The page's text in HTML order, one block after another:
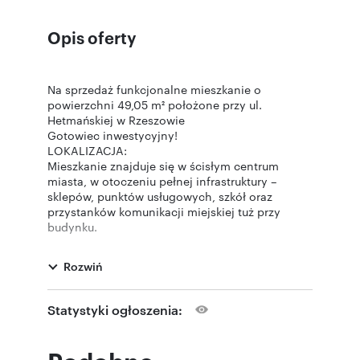
Opis oferty
Na sprzedaż funkcjonalne mieszkanie o
powierzchni 49,05 m² położone przy ul.
Hetmańskiej w Rzeszowie
Gotowiec inwestycyjny!
LOKALIZACJA:
Mieszkanie znajduje się w ścisłym centrum
miasta, w otoczeniu pełnej infrastruktury –
sklepów, punktów usługowych, szkół oraz
przystanków komunikacji miejskiej tuż przy
budynku.
Rzeszowie, Bulwary nad Wisłokiem oraz Stadion
Miejski w Rzeszowie.
Na Uniwersytet Rzeszowski można dotrzeć w ok.
5 minut samochodem, co czyni mieszkanie
Rozwiń
Statystyki ogłoszenia: